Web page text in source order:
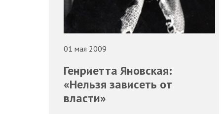
01 мая 2009
Генриетта Яновская:
«Нельзя зависеть от
власти»